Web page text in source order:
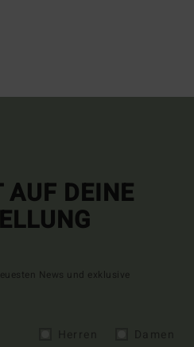
AUF DEINE
News und exklusive